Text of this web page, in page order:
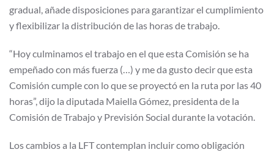
gradual, añade disposiciones para garantizar el cumplimiento
y flexibilizar la distribución de las horas de trabajo.
“Hoy culminamos el trabajo en el que esta Comisión se ha
empeñado con más fuerza (…) y me da gusto decir que esta
Comisión cumple con lo que se proyectó en la ruta por las 40
horas”, dijo la diputada Maiella Gómez, presidenta de la
Comisión de Trabajo y Previsión Social durante la votación.
Los cambios a la LFT contemplan incluir como obligación